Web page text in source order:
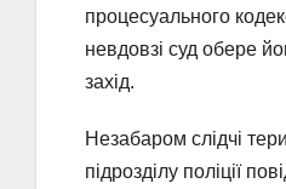
процесуального
невдовзі суд обере
захід.
Незабаром слідчі
підрозділу поліції